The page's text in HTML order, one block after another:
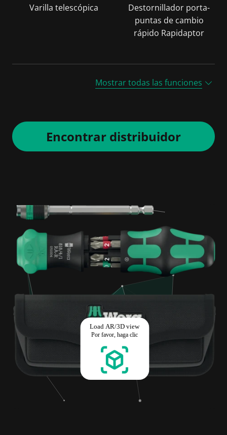
Varilla telescópica
Destornillador porta-
puntas de cambio
rápido Rapidaptor
Mostrar todas las funciones
Encontrar distribuidor